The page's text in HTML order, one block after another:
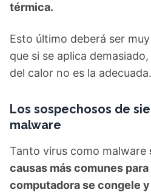
térmica.
Esto último deberá ser
que si se aplica
del calor no es la adecuada.
Los sospechosos de
malware
Tanto virus como malware
causas más comunes para
computadora se congele